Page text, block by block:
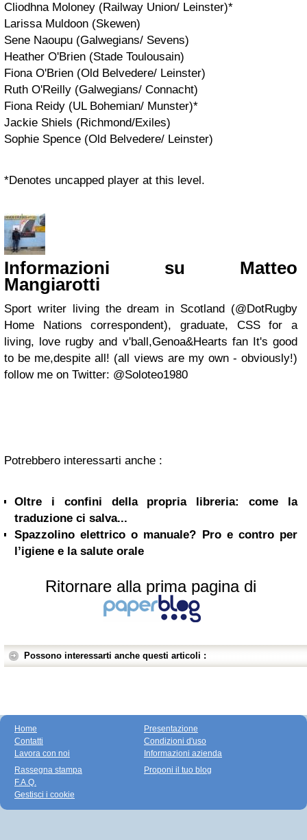
Cliodhna Moloney (Railway Union/ Leinster)*
Larissa Muldoon (Skewen)
Sene Naoupu (Galwegians/ Sevens)
Heather O'Brien (Stade Toulousain)
Fiona O'Brien (Old Belvedere/ Leinster)
Ruth O'Reilly (Galwegians/ Connacht)
Fiona Reidy (UL Bohemian/ Munster)*
Jackie Shiels (Richmond/Exiles)
Sophie Spence (Old Belvedere/ Leinster)
*Denotes uncapped player at this level.
Informazioni su Matteo
Mangiarotti
Sport writer living the dream in Scotland (@DotRugby
Home Nations correspondent), graduate, CSS for a
living, love rugby and v'ball,Genoa&Hearts fan It's good
to be me,despite all! (all views are my own - obviously!)
follow me on Twitter: @Soloteo1980
Potrebbero interessarti anche :
Oltre i confini della propria libreria: come la
traduzione ci salva...
Spazzolino elettrico o manuale? Pro e contro per
l’igiene e la salute orale
Ritornare alla prima pagina di
Possono interessarti anche questi articoli :
Home
Contatti
Lavora con noi
Presentazione
Condizioni d'uso
Informazioni azienda
Rassegna stampa
F.A.Q.
Gestisci i cookie
Proponi il tuo blog